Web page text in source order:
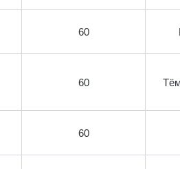
60
60
60